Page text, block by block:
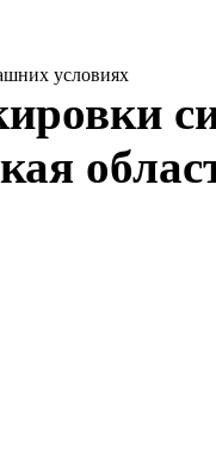
условиях